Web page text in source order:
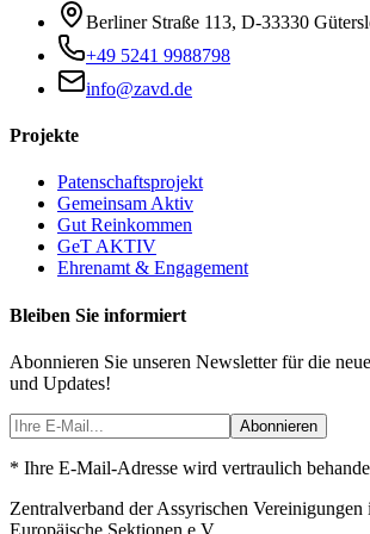
Berliner Straße 113, D-33330
+49 5241 9988798
info@zavd.de
Projekte
Patenschaftsprojekt
Gemeinsam Aktiv
Gut Reinkommen
GeT AKTIV
Ehrenamt & Engagement
Bleiben Sie informiert
Abonnieren Sie unseren Newsletter für die
und Updates!
Abonnieren
* Ihre E-Mail-Adresse wird vertraulich
Zentralverband der Assyrischen
Europäische Sektionen e.V.